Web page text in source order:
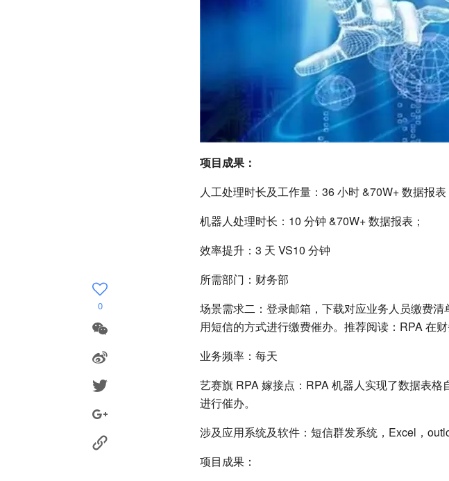
项目成果：
人工处理时长及工作量：36 小时 &70W+ 数据报表
机器人处理时长：10 分钟 &70W+ 数据报表；
效率提升：3 天 VS10 分钟
所需部门：财务部
场景需求二：登录邮箱，下载对应业务人员缴费
用短信的方式进行缴费催办。推荐阅读：RPA 在
业务频率：每天
艺赛旗 RPA 嫁接点：RPA 机器人实现了数据表
进行催办。
涉及应用系统及软件：短信群发系统，Excel，
项目成果：
0